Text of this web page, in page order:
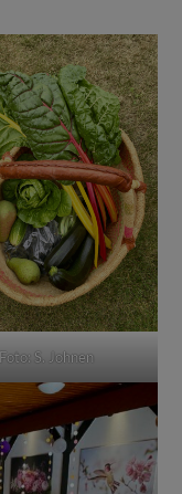
Foto: S. Johnen